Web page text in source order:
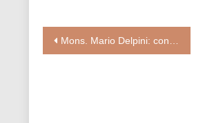
Navigazione
Mons. Mario Delpini: contro l’epidemia della paura, l’umanesimo della fiducia